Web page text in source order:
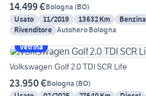
14.499 €Bologna (BO)
Usato
11/2019 13632 Km Benzina
Rivenditore Autohero Bologna
Vetrina
Volkswagen Golf 2.0 TDI SCR Life
23.950 €Bologna (BO)